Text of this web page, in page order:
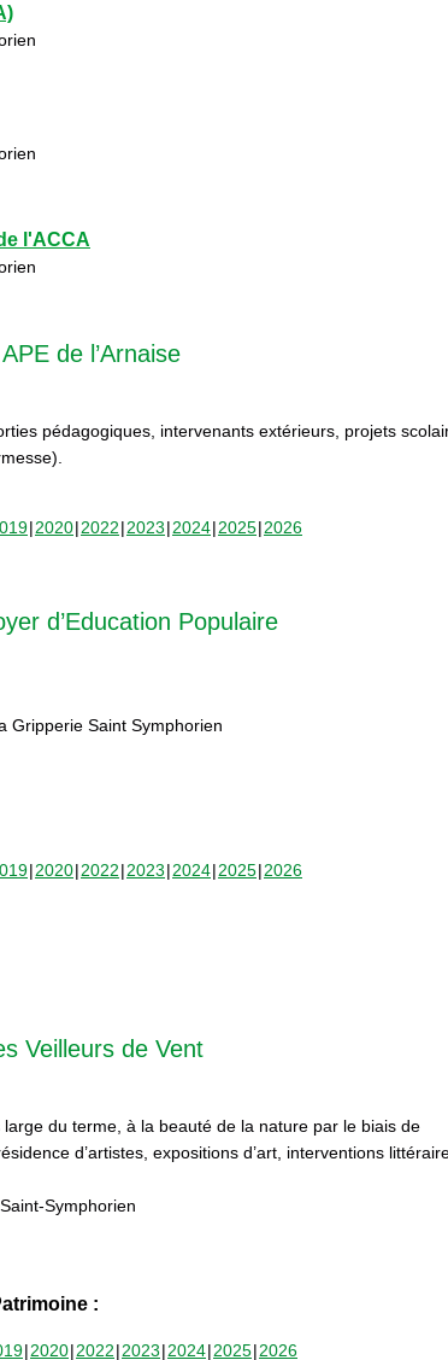
l'ACCA
APE de l’Arnaise
pédagogiques, intervenants extérieurs, projets
2020 2022 2023 2024 2025 2026
d’Education Populaire
Gripperie Saint Symphorien
2020 2022 2023 2024 2025 2026
Veilleurs de Vent
du terme, à la beauté de la nature par le biais de
d’artistes, expositions d’art, interventions
Symphorien
:
2020 2022 2023 2024 2025 2026